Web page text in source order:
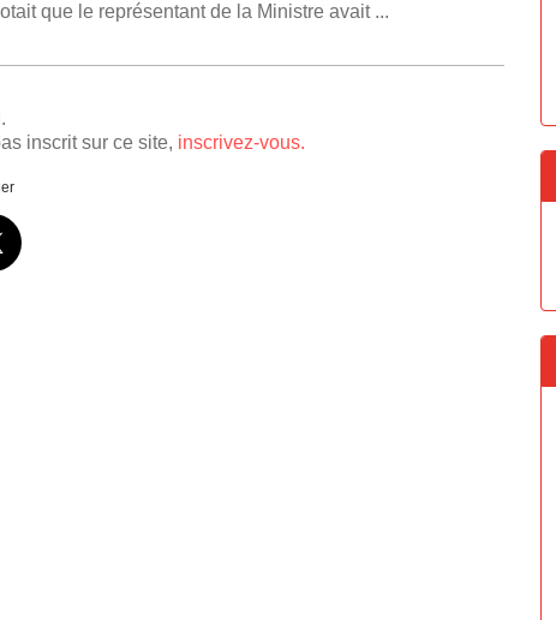
que le représentant de la Ministre avait ...
inscrit sur ce site, inscrivez-vous.